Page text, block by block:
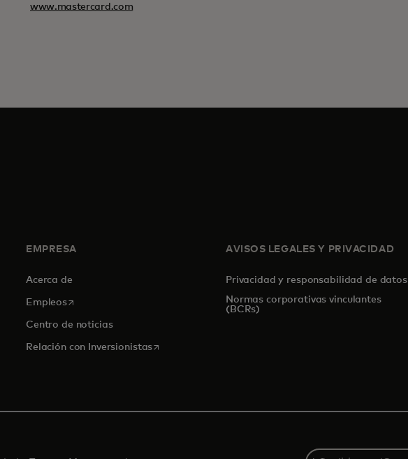
www.mastercard.com
EMPRESA
Acerca de
Empleosse abre en una pestaña nueva
Centro de noticias
Relación con Inversionistasse abre en una pestaña nueva
AVISOS LEGALES Y PRIVACIDAD
Privacidad y responsabilidad de datos
Normas corporativas vinculantes
(BCRs)
Select